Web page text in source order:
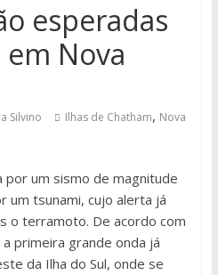
esperadas
Nova
Silvino Ilhas de Chatham, Nova
por um sismo de magnitude
um tsunami, cujo alerta já
o terramoto. De acordo com
primeira grande onda já
da Ilha do Sul, onde se